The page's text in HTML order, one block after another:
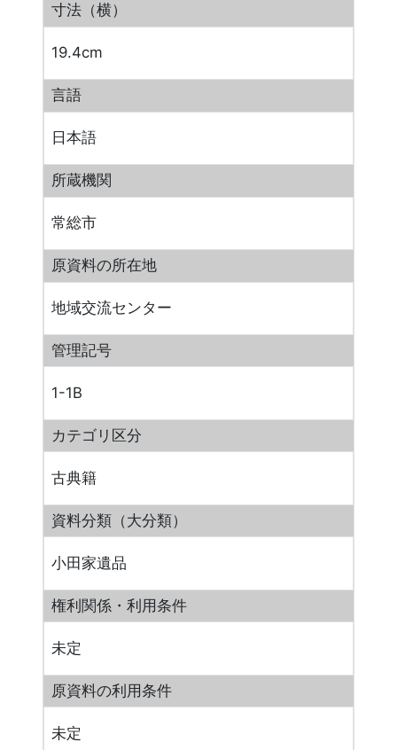
寸法（横）
19.4cm
言語
日本語
所蔵機関
常総市
原資料の所在地
地域交流センター
管理記号
1-1B
カテゴリ区分
古典籍
資料分類（大分類）
小田家遺品
権利関係・利用条件
未定
原資料の利用条件
未定